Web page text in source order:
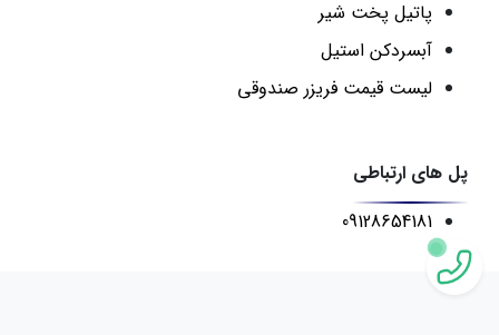
پاتیل پخت شیر
آبسردکن استیل
لیست قیمت فریزر صندوقی
پل های ارتباطی
09128654181